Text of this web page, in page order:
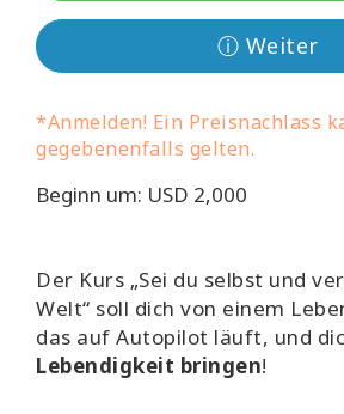
ⓘ Weiter
*Anmelden! Ein Preisnachlass
gegebenenfalls gelten.
Beginn um: USD 2,000
Der Kurs „Sei du selbst und
Welt“ soll dich von einem
das auf Autopilot läuft, und
Lebendigkeit bringen!